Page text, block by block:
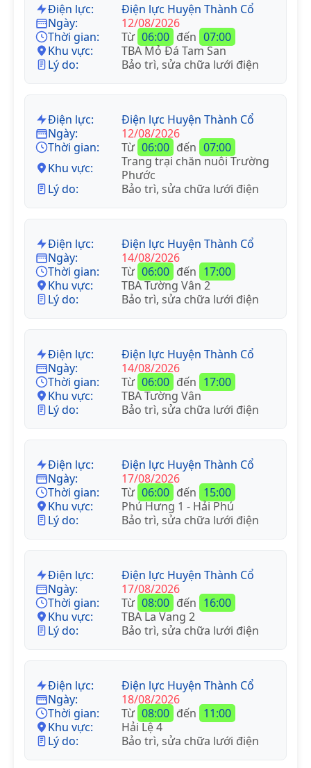
Điện lực:
Điện lực Huyện Thành Cổ
Ngày:
12/08/2026
Thời gian:
Từ 06:00 đến 07:00
Khu vực:
TBA Mỏ Đá Tam San
Lý do:
Bảo trì, sửa chữa lưới điện
Điện lực:
Điện lực Huyện Thành Cổ
Ngày:
12/08/2026
Thời gian:
Từ 06:00 đến 07:00
Khu vực:
Trang trại chăn nuôi Trường
Phước
Lý do:
Bảo trì, sửa chữa lưới điện
Điện lực:
Điện lực Huyện Thành Cổ
Ngày:
14/08/2026
Thời gian:
Từ 06:00 đến 17:00
Khu vực:
TBA Tường Vân 2
Lý do:
Bảo trì, sửa chữa lưới điện
Điện lực:
Điện lực Huyện Thành Cổ
Ngày:
14/08/2026
Thời gian:
Từ 06:00 đến 17:00
Khu vực:
TBA Tường Vân
Lý do:
Bảo trì, sửa chữa lưới điện
Điện lực:
Điện lực Huyện Thành Cổ
Ngày:
17/08/2026
Thời gian:
Từ 06:00 đến 15:00
Khu vực:
Phú Hưng 1 - Hải Phú
Lý do:
Bảo trì, sửa chữa lưới điện
Điện lực:
Điện lực Huyện Thành Cổ
Ngày:
17/08/2026
Thời gian:
Từ 08:00 đến 16:00
Khu vực:
TBA La Vang 2
Lý do:
Bảo trì, sửa chữa lưới điện
Điện lực:
Điện lực Huyện Thành Cổ
Ngày:
18/08/2026
Thời gian:
Từ 08:00 đến 11:00
Khu vực:
Hải Lệ 4
Lý do:
Bảo trì, sửa chữa lưới điện